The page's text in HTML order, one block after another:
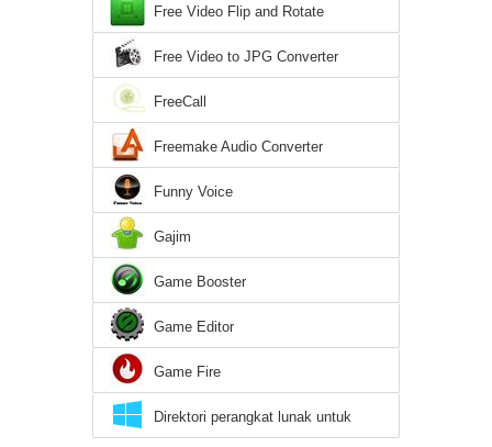
Free Video Flip and Rotate
Free Video to JPG Converter
FreeCall
Freemake Audio Converter
Funny Voice
Gajim
Game Booster
Game Editor
Game Fire
Direktori perangkat lunak untuk
Windows 10